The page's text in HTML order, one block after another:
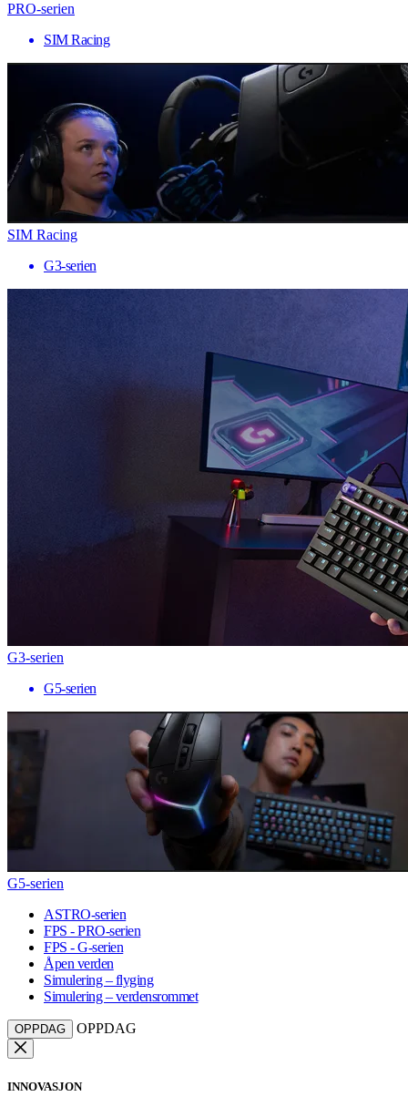
PRO-serien
SIM Racing
SIM Racing
G3-serien
G3-serien
G5-serien
G5-serien
ASTRO-serien
FPS - PRO-serien
FPS - G-serien
Åpen verden
Simulering – flyging
Simulering – verdensrommet
OPPDAG OPPDAG
INNOVASJON